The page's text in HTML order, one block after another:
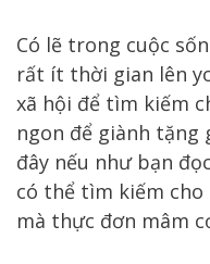
Có lẽ trong cuộc
rất ít thời gian lên
xã hội để tìm kiếm
ngon để giành tặng
đây nếu như bạn
có thể tìm kiếm
mà thực đơn mâm